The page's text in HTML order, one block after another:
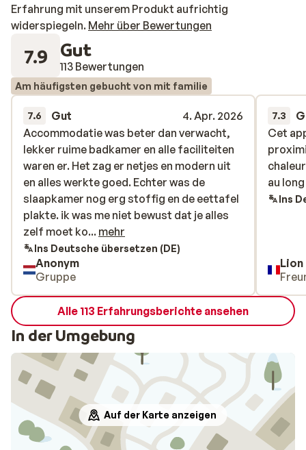
Erfahrung mit unserem Produkt aufrichtig
widerspiegeln. Mehr über Bewertungen
7.9 Gut
113 Bewertungen
Am häufigsten gebucht von mit familie
7.6 Gut
4. Apr. 2026
Accommodatie was beter dan verwacht,
lekker ruime badkamer en alle faciliteiten
waren er. Het zag er netjes en modern uit
en alles werkte goed. Echter was de
slaapkamer nog erg stoffig en de eettafel
plakte. ik was me niet bewust dat je alles
zelf moet kopen/meenemen. Zoals zeep
en met name vaatwastabletten (maar
wellicht omdat ik dat niet gewend ben).
Had handig geweest als we dat wisten.
Later ontdekte ik wel een tafel in de lounge
waar gratis overgebleven spullen op
stonden en die waren wel handig. Receptie
was erg vriendelijk en flexibel. Het was wel
even zoeken waar die zat de eerste dag.
Voldoende parkeergelegenheid maar de
buiten parkeervakken zijn wel krap.
Locatie is ideaal, korte afstand naar het
dorp en tegenover een skilift.
Accommodatie was beter dan verwacht,
lekker ruime badkamer en alle faciliteiten
waren er. Het zag er netjes en modern uit
en alles werkte goed. Echter was de
slaapkamer nog erg stoffig en de eettafel
plakte. ik was me niet bewust dat je alles
zelf moet ko... mehr
Ins Deutsche übersetzen (DE)
Anonym
Gruppe
7.3
Cet
au
Cet
au
Ins
Lion
Alle 113 Erfahrungsberichte ansehen
In der Umgebung
Auf der Karte anzeigen